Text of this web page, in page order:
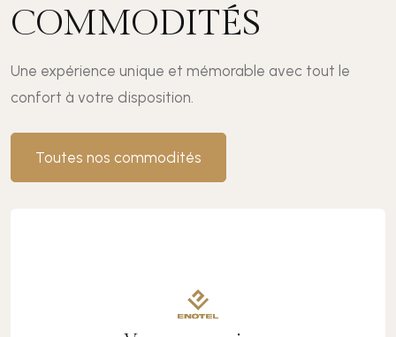
COMMODITÉS
Une expérience unique et mémorable avec tout le
confort à votre disposition.
Toutes nos commodités